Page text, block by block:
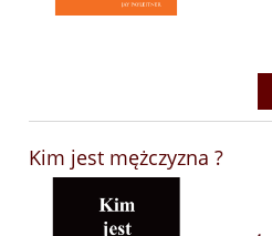
Kim jest mężczyzna ?